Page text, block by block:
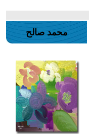
محمد صالح